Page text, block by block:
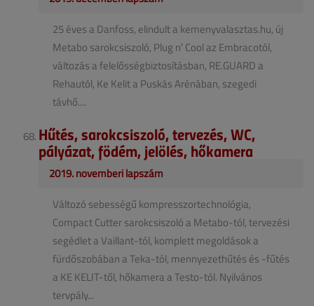
25 éves a Danfoss, elindult a kemenyvalasztas.hu, új
Metabo sarokcsiszoló, Plug n′ Cool az Embracotól,
változás a felelősségbiztosításban, RE.GUARD a
Rehautól, Ke Kelit a Puskás Arénában, szegedi
távhő....
Hűtés, sarokcsiszoló, tervezés, WC,
pályázat, födém, jelölés, hőkamera
2019. novemberi lapszám
Változó sebességű kompresszortechnológia,
Compact Cutter sarokcsiszoló a Metabo-tól, tervezési
segédlet a Vaillant-tól, komplett megoldások a
fürdőszobában a Teka-tól, mennyezethűtés és -fűtés
a KE KELIT-től, hőkamera a Testo-tól. Nyilvános
tervpály...